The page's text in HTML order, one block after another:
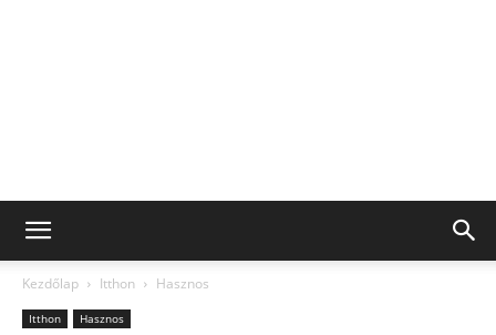
Kezdőlap Itthon Hasznos
Itthon Hasznos